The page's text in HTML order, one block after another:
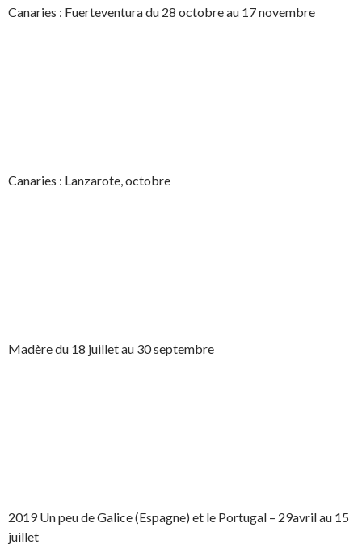
Canaries : Fuerteventura du 28 octobre au 17 novembre
Canaries : Lanzarote, octobre
Madère du 18 juillet au 30 septembre
2019 Un peu de Galice (Espagne) et le Portugal – 29avril au 15
juillet